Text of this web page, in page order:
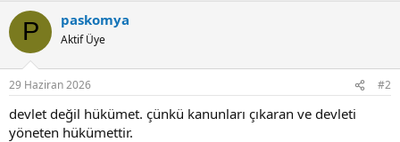
c
i
s
P paskomya
Aktif Üye
29 Haziran 2026 #2
devlet değil hükümet. çünkü kanunları çıkaran ve devleti
yöneten hükümettir.